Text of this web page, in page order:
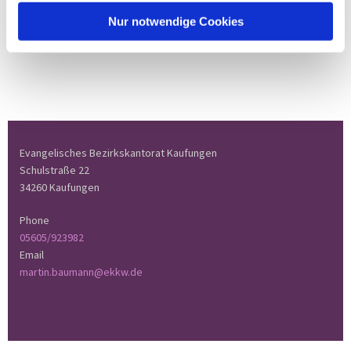
Nur notwendige Cookies
Evangelisches Bezirkskantorat Kaufungen
Schulstraße 22
34260 Kaufungen
Phone
05605/923982
Email
martin.baumann@ekkw.de